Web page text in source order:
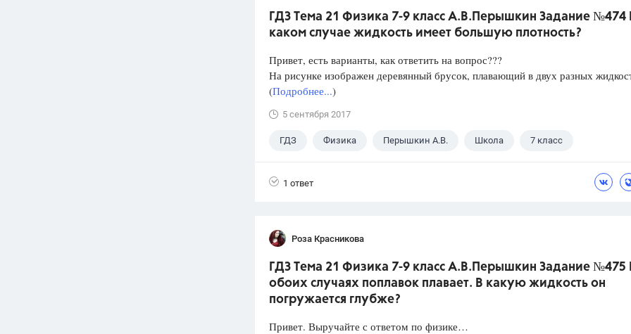
ГДЗ Тема 21 Физика 7-9 класс А.В.Перышкин Задание №474
каком случае жидкость имеет большую плотность?
Привет, есть варианты, как ответить на вопрос???
На рисунке изображен деревянный брусок, плавающий в двух разных
(Подробнее...)
5 сентября 2017
ГДЗ Физика Перышкин А.В. Школа 7 класс
1 ответ
Роза Красникова
ГДЗ Тема 21 Физика 7-9 класс А.В.Перышкин Задание №475
обоих случаях поплавок плавает. В какую жидкость он
погружается глубже?
Привет. Выручайте с ответом по физике…